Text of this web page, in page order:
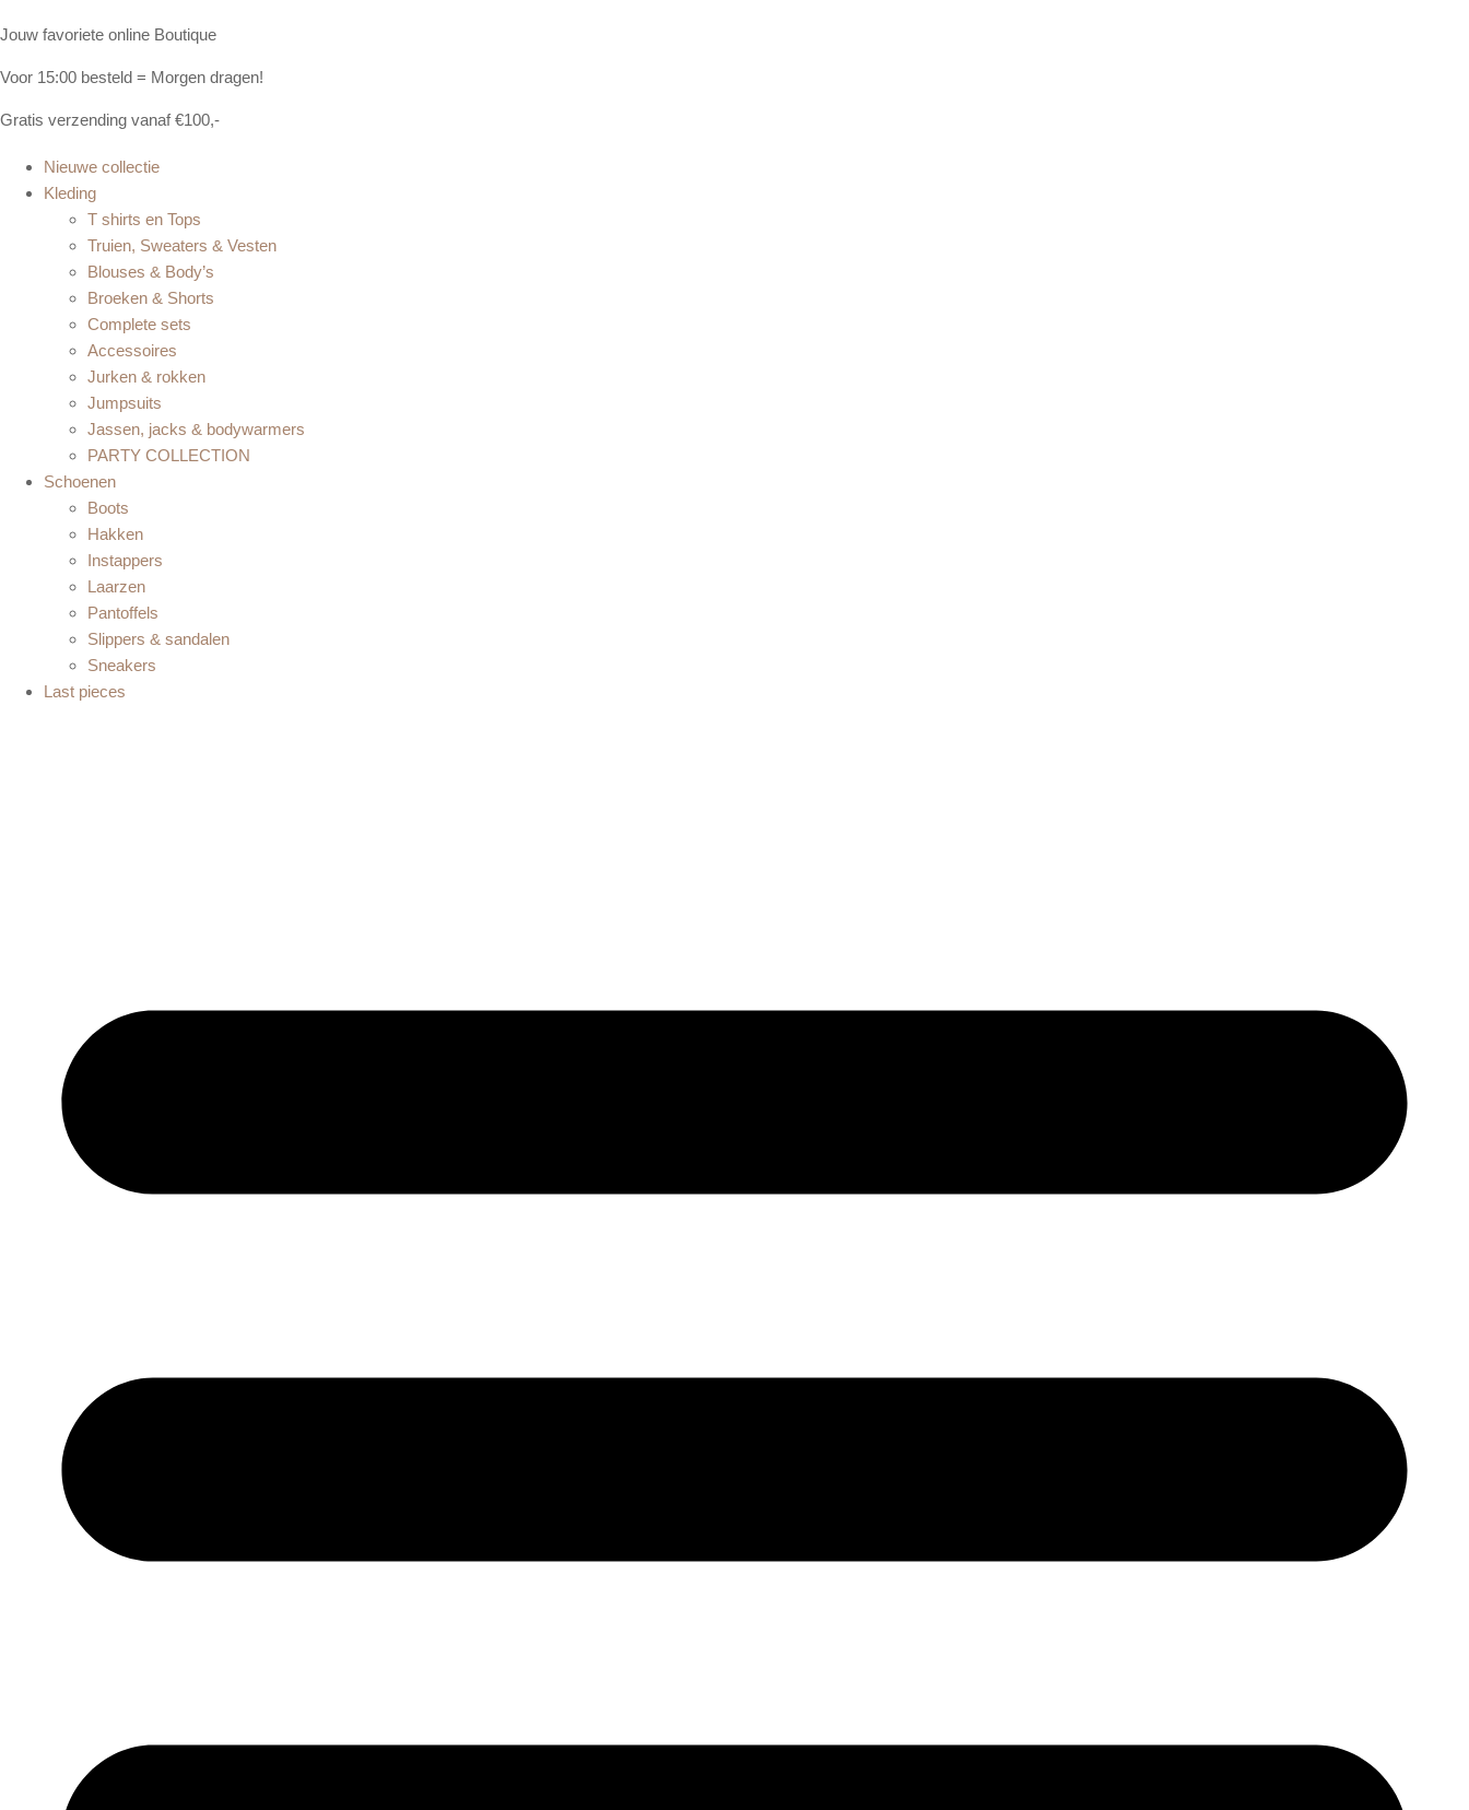
Jouw favoriete online Boutique
Voor 15:00 besteld = Morgen dragen!
Gratis verzending vanaf €100,-
Nieuwe collectie
Kleding
T shirts en Tops
Truien, Sweaters & Vesten
Blouses & Body’s
Broeken & Shorts
Complete sets
Accessoires
Jurken & rokken
Jumpsuits
Jassen, jacks & bodywarmers
PARTY COLLECTION
Schoenen
Boots
Hakken
Instappers
Laarzen
Pantoffels
Slippers & sandalen
Sneakers
Last pieces